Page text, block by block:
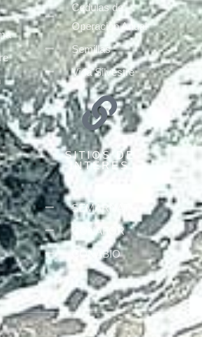
Cedulas de
Operación Anual
Semillas
Vida Silvestre
SITIOS DE
INTERES
SEMARNAT
CONAFOR
CONABIO